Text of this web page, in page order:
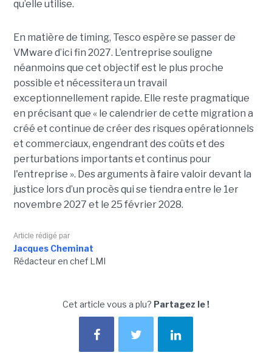
qu’elle utilise.
En matière de timing, Tesco espère se passer de
VMware d’ici fin 2027. L’entreprise souligne
néanmoins que cet objectif est le plus proche
possible et nécessitera un travail
exceptionnellement rapide. Elle reste pragmatique
en précisant que « le calendrier de cette migration a
créé et continue de créer des risques opérationnels
et commerciaux, engendrant des coûts et des
perturbations importants et continus pour
l'entreprise ». Des arguments à faire valoir devant la
justice lors d’un procès qui se tiendra entre le 1er
novembre 2027 et le 25 février 2028.
Article rédigé par
Jacques Cheminat
Rédacteur en chef LMI
Cet article vous a plu? Partagez le !